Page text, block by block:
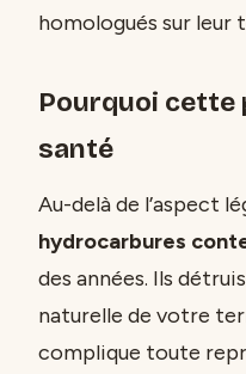
homologués sur leur
Pourquoi cette
santé
Au-delà de l’aspect
hydrocarbures
des années. Ils
naturelle de votre
complique toute